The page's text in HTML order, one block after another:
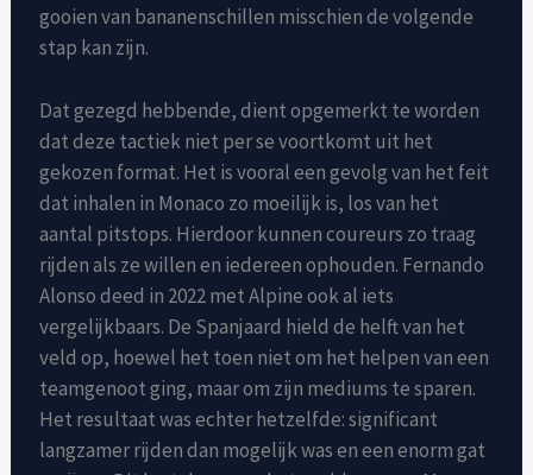
gooien van bananenschillen misschien de volgende
stap kan zijn.
Dat gezegd hebbende, dient opgemerkt te worden
dat deze tactiek niet per se voortkomt uit het
gekozen format. Het is vooral een gevolg van het feit
dat inhalen in Monaco zo moeilijk is, los van het
aantal pitstops. Hierdoor kunnen coureurs zo traag
rijden als ze willen en iedereen ophouden. Fernando
Alonso deed in 2022 met Alpine ook al iets
vergelijkbaars. De Spanjaard hield de helft van het
veld op, hoewel het toen niet om het helpen van een
teamgenoot ging, maar om zijn mediums te sparen.
Het resultaat was echter hetzelfde: significant
langzamer rijden dan mogelijk was en een enorm gat